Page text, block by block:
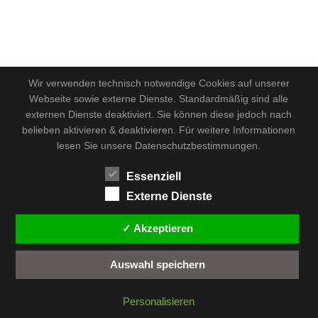
Wir verwenden technisch notwendige Cookies auf unserer
Webseite sowie externe Dienste. Standardmäßig sind alle
externen Dienste deaktiviert. Sie können diese jedoch nach
belieben aktivieren & deaktivieren. Für weitere Informationen
lesen Sie unsere Datenschutzbestimmungen.
Essenziell
Externe Dienste
✓ Akzeptieren
Auswahl speichern
Personalisieren